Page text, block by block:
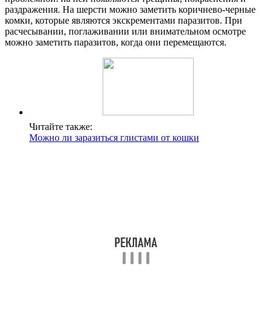
раздражения. На шерсти можно заметить коричнево-черные
комки, которые являются экскрементами паразитов. При
расчесывании, поглаживании или внимательном осмотре
можно заметить паразитов, когда они перемещаются.
Читайте также:
Можно ли заразиться глистами от кошки